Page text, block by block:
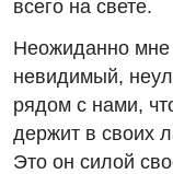
всего на свете.
Неожиданно мне
невидимый,
рядом с нами,
держит в своих
Это он силой